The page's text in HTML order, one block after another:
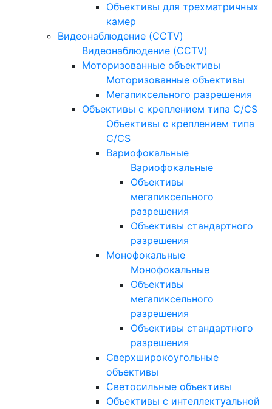
Объективы для трехматричных
камер
Видеонаблюдение (CCTV)
Видеонаблюдение (CCTV)
Моторизованные объективы
Моторизованные объективы
Мегапиксельного разрешения
Объективы с креплением типа C/CS
Объективы с креплением типа
C/CS
Вариофокальные
Вариофокальные
Объективы
мегапиксельного
разрешения
Объективы стандартного
разрешения
Монофокальные
Монофокальные
Объективы
мегапиксельного
разрешения
Объективы стандартного
разрешения
Сверхширокоугольные
объективы
Светосильные объективы
Объективы с интеллектуальной